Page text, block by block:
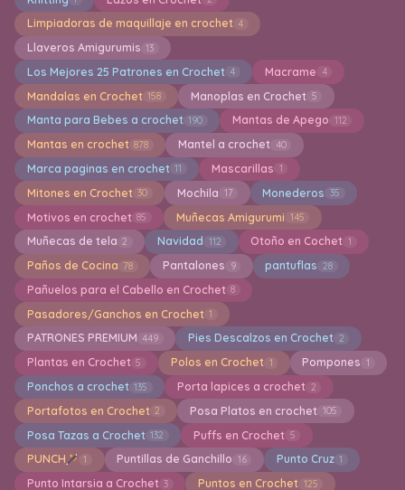
Limpiadoras de maquillaje en crochet 4
Llaveros Amigurumis 13
Los Mejores 25 Patrones en Crochet 4 Macrame 4
Mandalas en Crochet 158 Manoplas en Crochet 5
Manta para Bebes a crochet 190 Mantas de Apego 112
Mantas en crochet 878 Mantel a crochet 40
Marca paginas en crochet 11 Mascarillas 1
Mitones en Crochet 30 Mochila 17 Monederos 35
Motivos en crochet 85 Muñecas Amigurumi 145
Muñecas de tela 2 Navidad 112 Otoño en Cochet 1
Paños de Cocina 78 Pantalones 9 pantuflas 28
Pañuelos para el Cabello en Crochet 8
Pasadores/Ganchos en Crochet 1
PATRONES PREMIUM 449 Pies Descalzos en Crochet 2
Plantas en Crochet 5 Polos en Crochet 1 Pompones 1
Ponchos a crochet 135 Porta lapices a crochet 2
Portafotos en Crochet 2 Posa Platos en crochet 105
Posa Tazas a Crochet 132 Puffs en Crochet 5
PUNCH 1 Puntillas de Ganchillo 16 Punto Cruz 1
Punto Intarsia a Crochet 3 Puntos en Crochet 125